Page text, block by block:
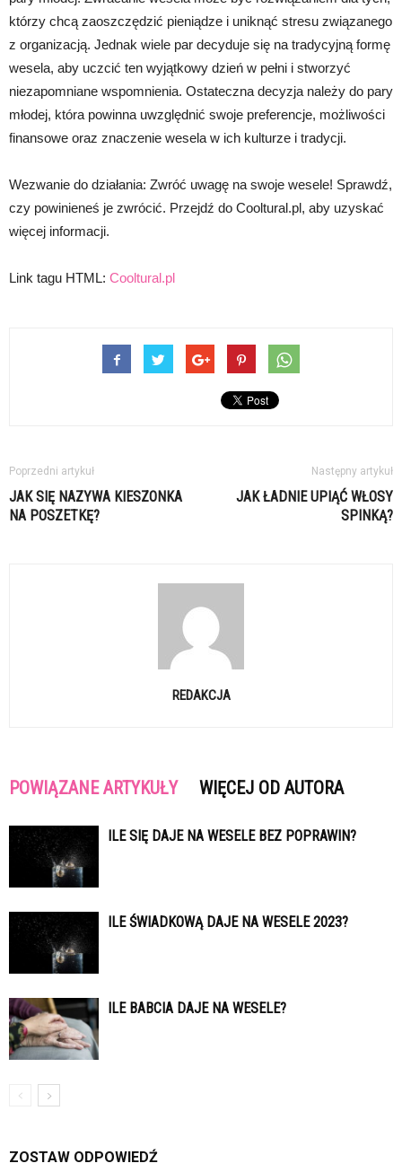
którzy chcą zaoszczędzić pieniądze i uniknąć stresu związanego
z organizacją. Jednak wiele par decyduje się na tradycyjną formę
wesela, aby uczcić ten wyjątkowy dzień w pełni i stworzyć
niezapomniane wspomnienia. Ostateczna decyzja należy do pary
młodej, która powinna uwzględnić swoje preferencje, możliwości
finansowe oraz znaczenie wesela w ich kulturze i tradycji.
Wezwanie do działania: Zwróć uwagę na swoje wesele! Sprawdź,
czy powinieneś je zwrócić. Przejdź do Cooltural.pl, aby uzyskać
więcej informacji.
Link tagu HTML: Cooltural.pl
Poprzedni artykuł
JAK SIĘ NAZYWA KIESZONKA
NA POSZETKĘ?
Następny artykuł
JAK ŁADNIE UPIĄĆ WŁOSY
SPINKĄ?
REDAKCJA
POWIĄZANE ARTYKUŁY WIĘCEJ OD AUTORA
ILE SIĘ DAJE NA WESELE BEZ POPRAWIN?
ILE ŚWIADKOWĄ DAJE NA WESELE 2023?
ILE BABCIA DAJE NA WESELE?
ZOSTAW ODPOWIEDŹ